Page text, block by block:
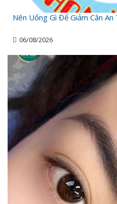
Nên Uống Gì Để Giảm Cân An
06/08/2026